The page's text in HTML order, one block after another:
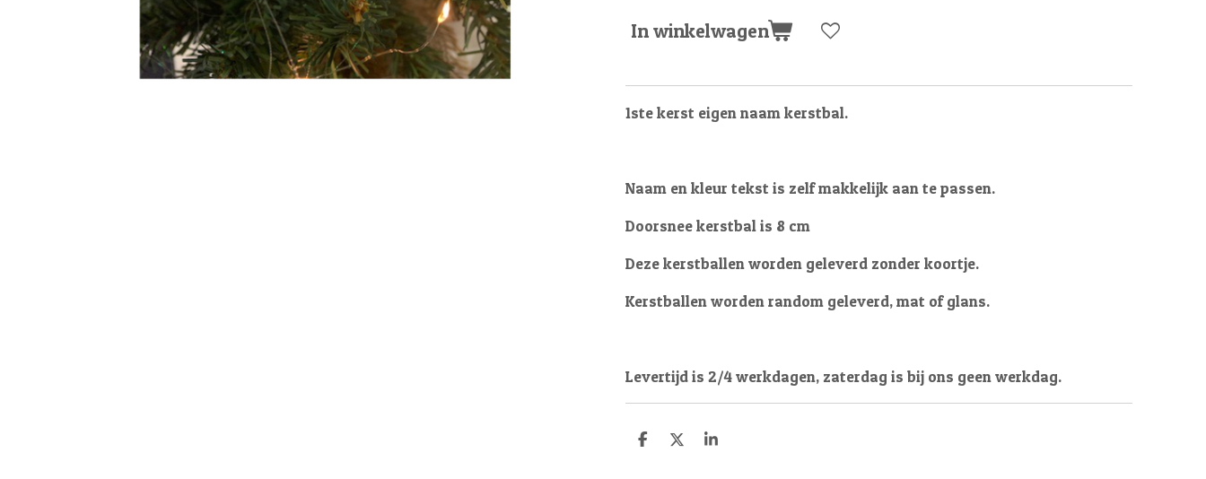
In winkelwagen
1ste kerst eigen naam kerstbal.
Naam en kleur tekst is zelf makkelijk aan te passen.
Doorsnee kerstbal is 8 cm
Deze kerstballen worden geleverd zonder koortje.
Kerstballen worden random geleverd, mat of glans.
Levertijd is 2/4 werkdagen, zaterdag is bij ons geen werkdag.
D
D
S